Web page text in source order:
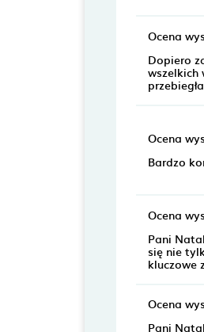
Ocena
Dopiero
wszelkich
Ocena
Bardzo
Ocena
Pani
się nie
kluczowe
Ocena
Pani